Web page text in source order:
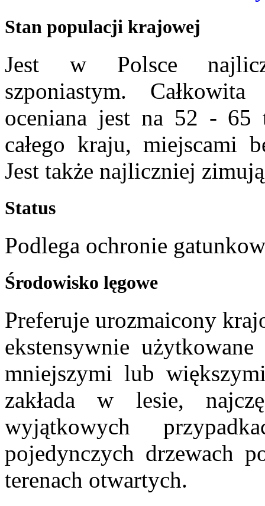
Stan populacji krajowej
Jest w Polsce
szponiastym.
oceniana jest na 52 - 65
całego kraju, miejscami
Jest także najliczniej
Status
Podlega ochronie
Środowisko lęgowe
Preferuje urozmaicony
ekstensywnie
mniejszymi lub
zakłada w lesie,
wyjątkowych
pojedynczych drzewach
terenach otwartych.